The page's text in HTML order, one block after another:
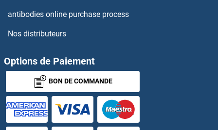
CHRNA10 Anticorps
CHRNA2 Anticorps
CHRNA3 Anticorps
CHRNA4 Anticorps
CHRNA5 Anticorps
antibodies online purchase process
Nos distributeurs
Options de Paiement
BON DE COMMANDE